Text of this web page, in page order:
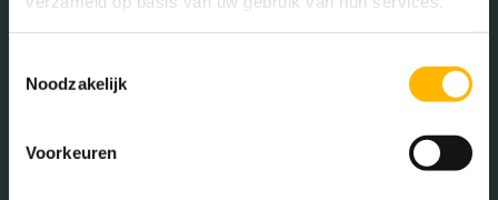
Noodzakelijk
Voorkeuren
Cindy
Persoonlijke gegevens